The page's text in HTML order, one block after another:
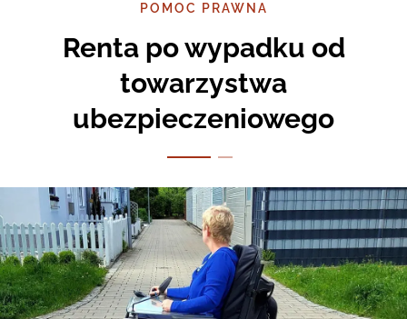
POMOC PRAWNA
Renta po wypadku od
towarzystwa
ubezpieczeniowego